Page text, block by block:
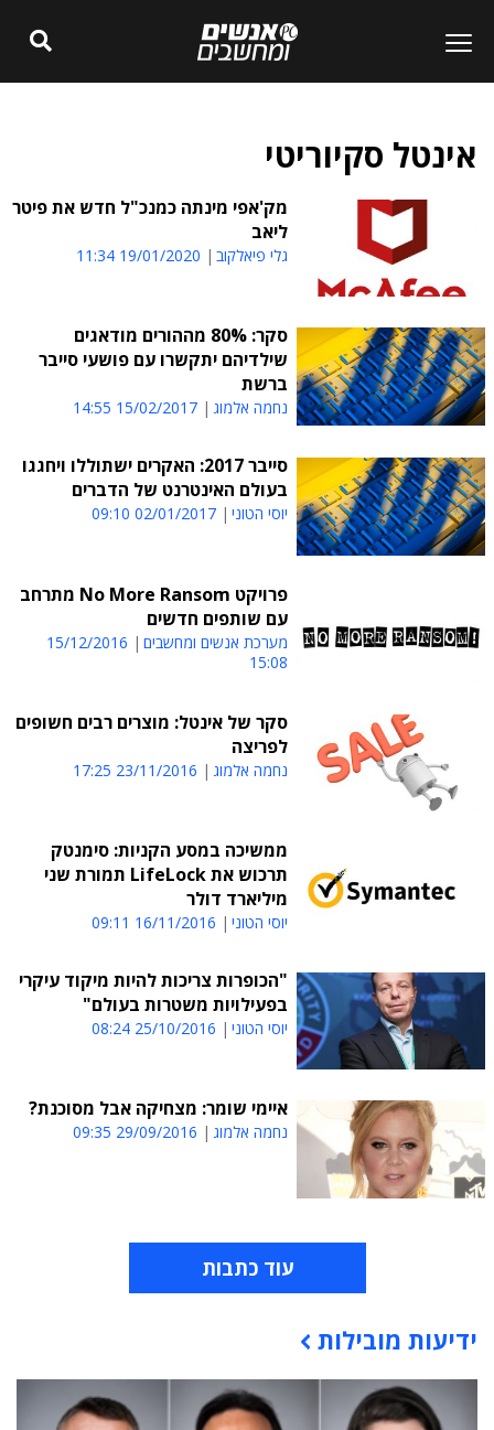
אינטל סקיוריטי
מק'אפי מינתה כמנכ"ל חדש את פיטר
ליאב
גלי פיאלקוב 19/01/2020 11:34
סקר: 80% מההורים מודאגים
שילדיהם יתקשרו עם פושעי סייבר
ברשת
נחמה אלמוג 15/02/2017 14:55
סייבר 2017: האקרים ישתוללו ויחגגו
בעולם האינטרנט של הדברים
יוסי הטוני 02/01/2017 09:10
פרויקט No More Ransom מתרחב
עם שותפים חדשים
מערכת אנשים ומחשבים
15/12/2016
15:08
סקר של אינטל: מוצרים רבים חשופים
לפריצה
נחמה אלמוג 23/11/2016 17:25
ממשיכה במסע הקניות: סימנטק
תרכוש את LifeLock תמורת שני
מיליארד דולר
יוסי הטוני 16/11/2016 09:11
"הכופרות צריכות להיות מיקוד עיקרי
בפעילויות משטרות בעולם"
יוסי הטוני 25/10/2016 08:24
איימי שומר: מצחיקה אבל מסוכנת?
נחמה אלמוג 29/09/2016 09:35
עוד כתבות
תוכן פרסומי
ידיעות מובילות